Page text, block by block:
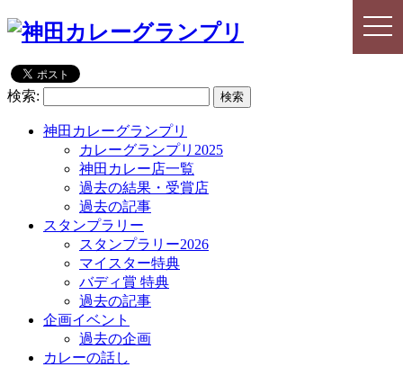
検索:
神田カレーグランプリ
カレーグランプリ2025
神田カレー店一覧
過去の結果・受賞店
過去の記事
スタンプラリー
スタンプラリー2026
マイスター特典
バディ賞 特典
過去の記事
企画イベント
過去の企画
カレーの話し